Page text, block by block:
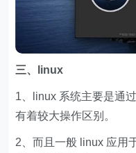
三、linux
1、linux 系统主要是通
有着较大操作区别。
2、而且一般 linux 应用